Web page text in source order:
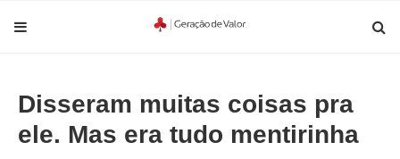
Disseram muitas coisas pra
ele. Mas era tudo mentirinha